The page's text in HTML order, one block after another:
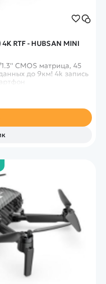
RTF - HUBSAN MINI
CMOS матрица, 45
до 9км! 4k запись